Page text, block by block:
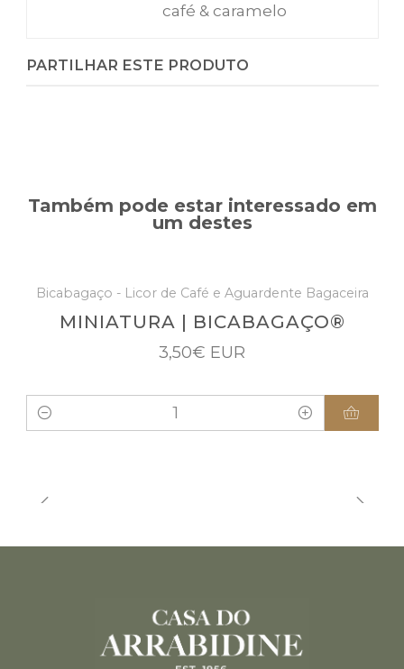
café & caramelo
PARTILHAR ESTE PRODUTO
Também pode estar interessado em
um destes
Bicabagaço - Licor de Café e Aguardente Bagaceira
MINIATURA | BICABAGAÇO®
3,50€ EUR
Quantidade